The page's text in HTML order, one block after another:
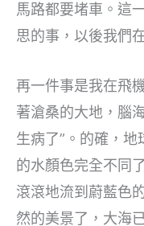
馬路都要堵車。這
思的事，以後我們
再一件事是我在飛
著滄桑的大地，腦
生病了”。的確，
的水顏色完全不同
滾滾地流到蔚藍色
然的美景了，大海